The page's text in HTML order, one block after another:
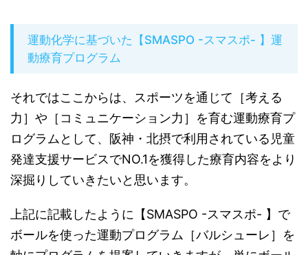
運動化学に基づいた【SMASPO -スマスポ- 】運
動療育プログラム
それではここからは、スポーツを通じて［考える
力］や［コミュニケーション力］を育む運動療育プ
ログラムとして、阪神・北摂で利用されている児童
発達支援サービスでNO.1を獲得した療育内容をより
深掘りしていきたいと思います。
上記に記載したように【SMASPO -スマスポ- 】で
ボールを使った運動プログラム［バルシューレ］を